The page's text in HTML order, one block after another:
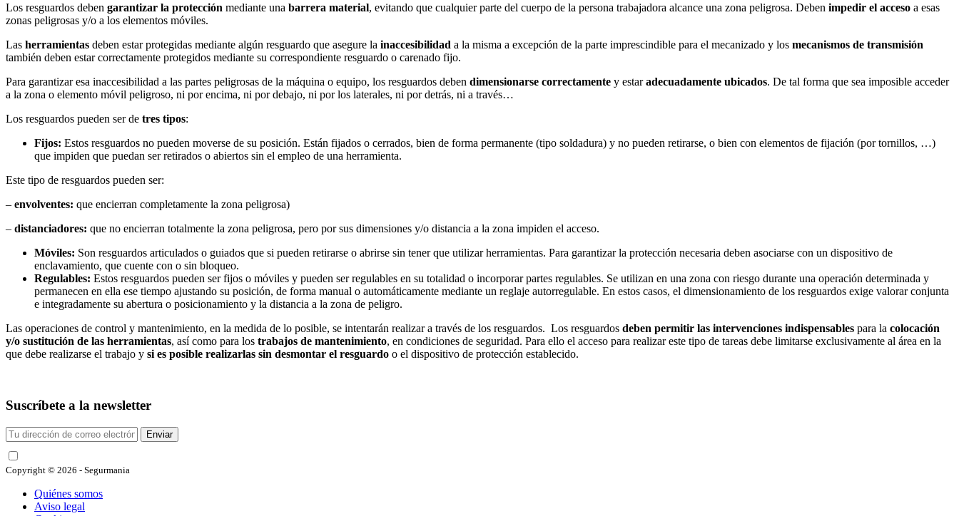
Los resguardos deben garantizar la protección mediante una barrera material, evitando que cualquier parte del cuerpo de la persona trabajadora alcance una zona peligrosa. Deben impedir el acceso a esas
zonas peligrosas y/o a los elementos móviles.
Las herramientas deben estar protegidas mediante algún resguardo que asegure la inaccesibilidad a la misma a excepción de la parte imprescindible para el mecanizado y los mecanismos de transmisión
también deben estar correctamente protegidos mediante su correspondiente resguardo o carenado fijo.
Para garantizar esa inaccesibilidad a las partes peligrosas de la máquina o equipo, los resguardos deben dimensionarse correctamente y estaradecuadamente ubicados. De tal forma que sea imposible acceder
a la zona o elemento móvil peligroso, ni por encima, ni por debajo, ni por los laterales, ni por detrás, ni a través…
Los resguardos pueden ser de tres tipos:
Fijos: Estos resguardos no pueden moverse de su posición. Están fijados o cerrados, bien de forma permanente (tipo soldadura) y no pueden retirarse, o bien con elementos de fijación (por tornillos, …)
que impiden que puedan ser retirados o abiertos sin el empleo de una herramienta.
Este tipo de resguardos pueden ser:
– envolventes: que encierran completamente la zona peligrosa)
– distanciadores: que no encierran totalmente la zona peligrosa, pero por sus dimensiones y/o distancia a la zona impiden el acceso.
Móviles: Son resguardos articulados o guiados que si pueden retirarse o abrirse sin tener que utilizar herramientas. Para garantizar la protección necesaria deben asociarse con un dispositivo de
enclavamiento, que cuente con o sin bloqueo.
Regulables: Estos resguardos pueden ser fijos o móviles y pueden ser regulables en su totalidad o incorporar partes regulables. Se utilizan en una zona con riesgo durante una operación determinada y
permanecen en ella ese tiempo ajustando su posición, de forma manual o automáticamente mediante un reglaje autorregulable. En estos casos, el dimensionamiento de los resguardos exige valorar conjunta
e integradamente su abertura o posicionamiento y la distancia a la zona de peligro.
Las operaciones de control y mantenimiento, en la medida de lo posible, se intentarán realizar a través de los resguardos. Los resguardos deben permitir las intervenciones indispensables para la colocación
y/o sustitución de las herramientas, así como para los trabajos de mantenimiento, en condiciones de seguridad. Para ello el acceso para realizar este tipo de tareas debe limitarse exclusivamente al área en la
que debe realizarse el trabajo y si es posible realizarlas sin desmontar el resguardo o el dispositivo de protección establecido.
Suscríbete a la newsletter
Enviar
Copyright © 2026 - Segurmania
Quiénes somos
Aviso legal